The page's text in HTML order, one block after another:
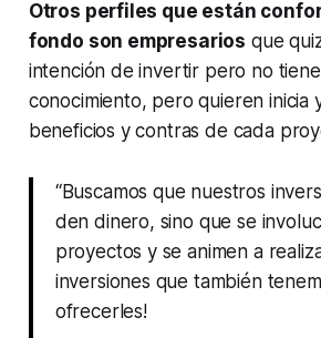
Otros perfiles que están
fondo son empresarios que
intención de invertir pero no
conocimiento, pero quieren inicia
beneficios y contras de cada
“Buscamos que nuestros
den dinero, sino que se
proyectos y se animen a
inversiones que también
ofrecerles!